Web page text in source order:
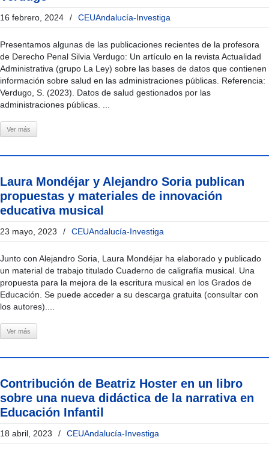
16 febrero, 2024 / CEUAndalucía-Investiga
Presentamos algunas de las publicaciones recientes de la profesora
de Derecho Penal Silvia Verdugo: Un artículo en la revista Actualidad
Administrativa (grupo La Ley) sobre las bases de datos que contienen
información sobre salud en las administraciones públicas. Referencia:
Verdugo, S. (2023). Datos de salud gestionados por las
administraciones públicas. ...
Ver más
Laura Mondéjar y Alejandro Soria publican
propuestas y materiales de innovación
educativa musical
23 mayo, 2023 / CEUAndalucía-Investiga
Junto con Alejandro Soria, Laura Mondéjar ha elaborado y publicado
un material de trabajo titulado Cuaderno de caligrafía musical. Una
propuesta para la mejora de la escritura musical en los Grados de
Educación. Se puede acceder a su descarga gratuita (consultar con
los autores)....
Ver más
Contribución de Beatriz Hoster en un libro
sobre una nueva didáctica de la narrativa en
Educación Infantil
18 abril, 2023 / CEUAndalucía-Investiga